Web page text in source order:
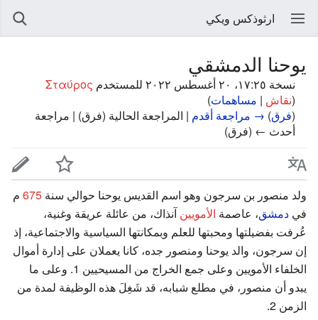
ارثوذكس ويكي
يوحنا الدمشقي
نسخة ١٧:٢٥، ٢٠ أغسطس ٢٠٢٢ للمستخدم
Σταύρος
(نقاش | مساهمات)
(فرق) → مراجعة أقدم | المراجعة الحالية (فرق) | مراجعة
أحدث ← (فرق)
ولد منصور بن سرجون وهو اسم القديس يوحنا حوالي سنة 675 م
في دمشق، عاصمة الأمويينآنذاك، من عائلة عريقة وغنية،
عُرفت بفضيلتها ومحبتها للعلم وبمكانتها السياسية والاجتماعية، إذ
إن سرجون، والد يوحنا ومنصور جده، كانا يعملان على إدارة أموال
الخلفاء الأمويين وعلى جمع الخراج من المسيحيين 1. وعلى ما
يبدو أن منصور، في مطلع شبابه، قد شَغِلَ هذه الوظيفة لمدة من
الزمن 2.